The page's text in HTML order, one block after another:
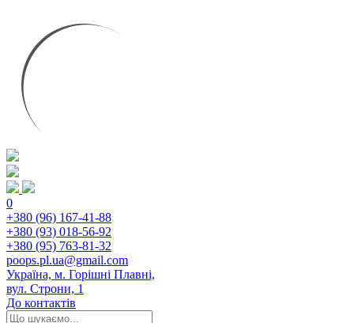
0
+380 (96) 167-41-88
+380 (93) 018-56-92
+380 (95) 763-81-32
poops.pl.ua@gmail.com
Україна, м. Горішні Плавні,
вул. Строни, 1
До контактів